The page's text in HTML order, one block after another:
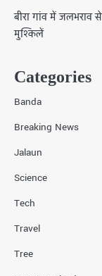
बीरा गांव में जलभराव
मुश्किलें
Categories
Banda
Breaking News
Jalaun
Science
Tech
Travel
Tree